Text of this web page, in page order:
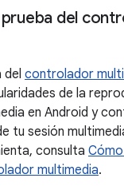
prueba del
del controlador
de la
en Android y
tu sesión
consulta
multimedia.